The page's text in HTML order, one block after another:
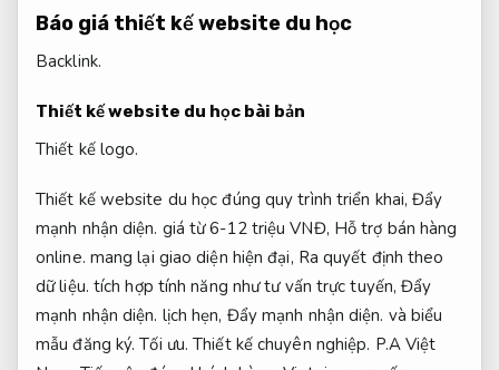
Báo giá thiết kế website du học
Backlink.
Thiết kế website du học bài bản
Thiết kế logo.
Thiết kế website du học đúng quy trình triển khai,Đẩy
mạnh nhận diện. giá từ 6-12 triệu VNĐ, Hỗ trợ bán hàng
online. mang lại giao diện hiện đại, Ra quyết định theo
dữ liệu. tích hợp tính năng như tư vấn trực tuyến,Đẩy
mạnh nhận diện. lịch hẹn, Đẩy mạnh nhận diện. và biểu
mẫu đăng ký.Tối ưu. Thiết kế chuyên nghiệp. P.A Việt